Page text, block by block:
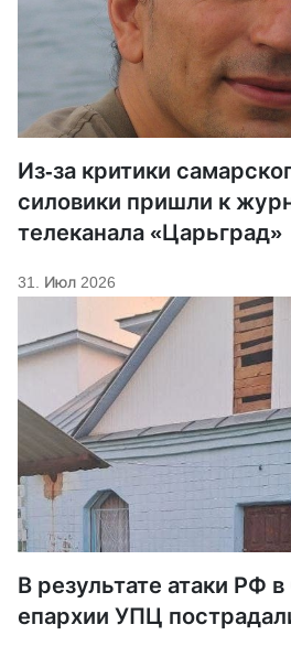
Из-за критики
силовики пришли к
телеканала «Царьград»
31. Июл 2026
В результате атаки РФ
епархии УПЦ